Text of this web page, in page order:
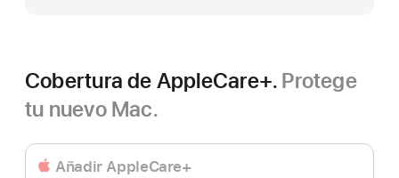
Cobertura de AppleCare+. Protege
tu nuevo Mac.
Añadir AppleCare+